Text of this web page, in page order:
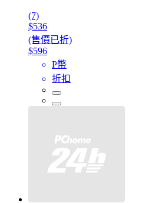
(7)
$536
(售價已折)
$596
P幣
折扣